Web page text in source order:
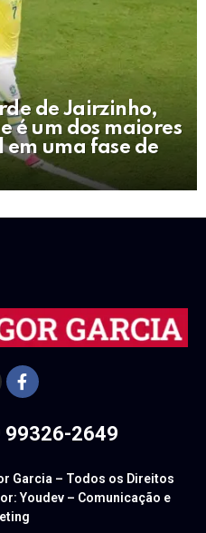
de Jairzinho,
é um dos maiores
uma fase de
99326-2649
Garcia – Todos os Direitos
Youdev – Comunicação e